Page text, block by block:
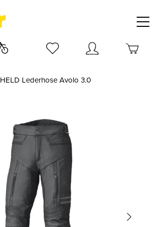
HELD Lederhose Avolo 3.0